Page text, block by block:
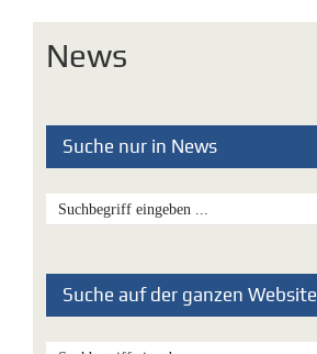
News
Suche nur in News
Suche auf der ganzen Website